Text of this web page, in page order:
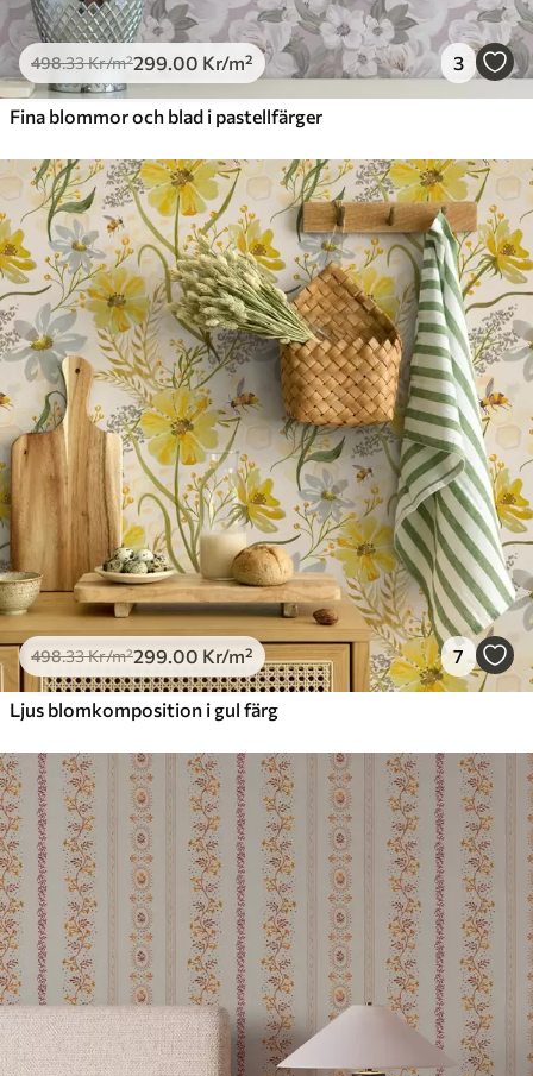
498.33Kr/m²299.00 Kr/m² 3
Fina blommor och blad i pastellfärger
498.33Kr/m²299.00 Kr/m² 7
Ljus blomkomposition i gul färg